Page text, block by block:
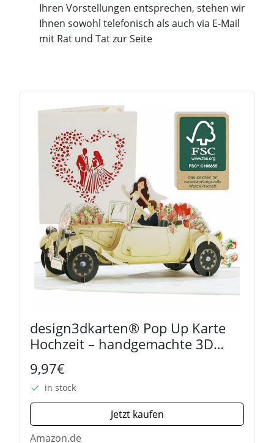
Ihren Vorstellungen entsprechen, stehen wir
Ihnen sowohl telefonisch als auch via E-Mail
mit Rat und Tat zur Seite
design3dkarten® Pop Up Karte
Hochzeit – handgemachte 3D
Hochzeitskarte fürs Brautpaar als
Glückwunschkarte,
Geldgeschenk,
Hochzeitsgeschenk oder
Gutschein...
9,97€
in stock
Jetzt kaufen
Amazon.de